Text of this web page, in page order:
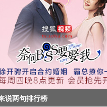
说两句排行榜